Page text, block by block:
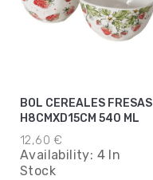
BOL CEREALES FRESAS
H8CMXD15CM 540 ML
12,60 €
Availability: 4 In
Stock